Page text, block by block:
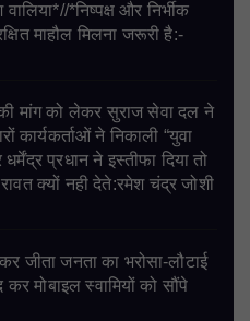
*निष्पक्ष और निर्भीक
माहौल मिलना जरूरी है:-
मांग को लेकर सुराज सेवा दल ने
कार्यकर्ताओं ने निकाली “युवा
प्रधान ने इस्तीफा दिया तो
क्यों नही देते:रमेश चंद्र जोशी
जीता जनता का भरोसा-लौटाई
मोबाइल स्वामियों को सौंपे